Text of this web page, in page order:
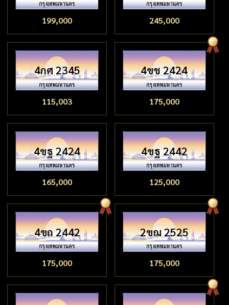
199,000 245,000
4กศ 2345
115,003
4ขช 2424
175,000
4ขฐ 2424
165,000
4ขฐ 2442
125,000
4ขถ 2442
175,000
2ขฌ 2525
175,000